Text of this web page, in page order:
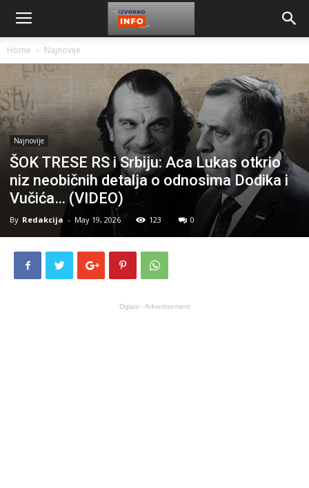
Home Najnovije
Najnovije
ŠOK TRESE RS i Srbiju: Aca Lukas otkrio
niz neobičnih detalja o odnosima Dodika i
Vučića… (VIDEO)
By Redakcija - May 19, 2026 123 0
Oglasi - Advertisement